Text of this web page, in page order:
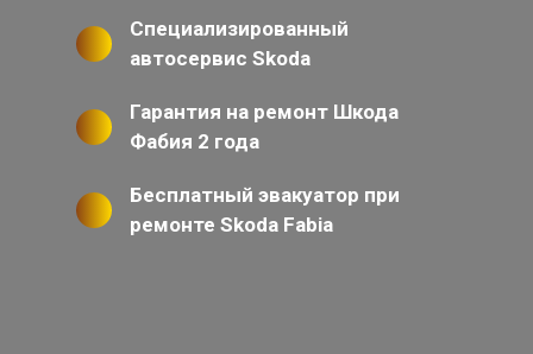
Специализированный
автосервис Skoda
Гарантия на ремонт Шкода
Фабия 2 года
Бесплатный эвакуатор при
ремонте Skoda Fabia